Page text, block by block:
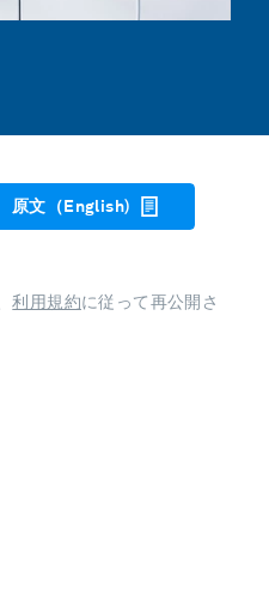
原文（English)
利用規約に従って再公開さ